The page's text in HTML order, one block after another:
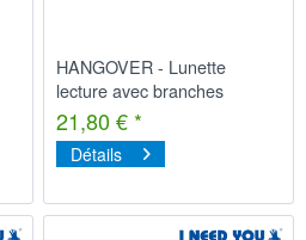
HANGOVER - Lunette
lecture avec branches
longues
21,80 € *
Détails